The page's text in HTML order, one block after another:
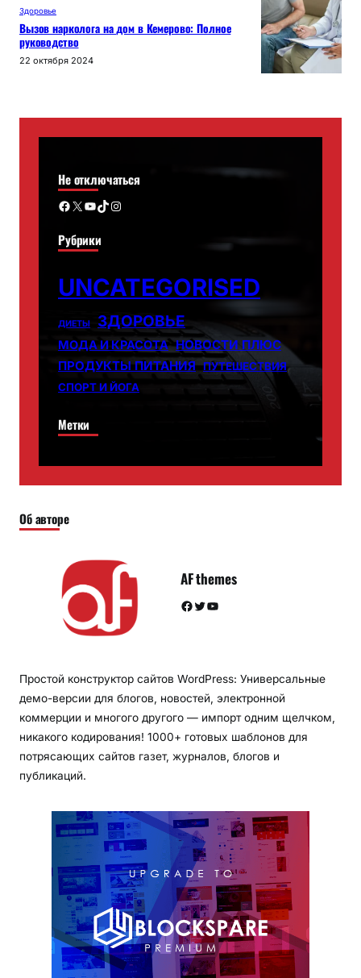
Здоровье
Вызов нарколога на дом в Кемерово: Полное
руководство
22 октября 2024
Не отключаться
Facebook X YouTube TikTok Instagram
Рубрики
UNCATEGORISED
ДИЕТЫ ЗДОРОВЬЕ
МОДА И КРАСОТА НОВОСТИ ПЛЮС
ПРОДУКТЫ ПИТАНИЯ ПУТЕШЕСТВИЯ
СПОРТ И ЙОГА
Метки
Об авторе
AF themes
Facebook Twitter YouTube
Простой конструктор сайтов WordPress: Универсальные
демо-версии для блогов, новостей, электронной
коммерции и многого другого — импорт одним щелчком,
никакого кодирования! 1000+ готовых шаблонов для
потрясающих сайтов газет, журналов, блогов и
публикаций.